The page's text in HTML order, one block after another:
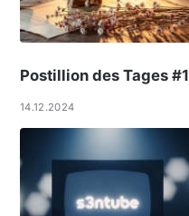
Postillion des Tages #1
14.12.2024